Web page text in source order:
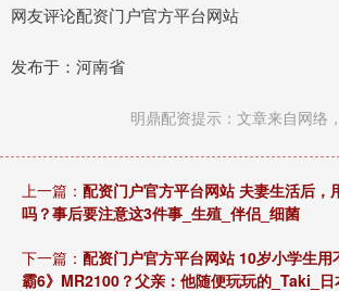
网友评论配资门户官方平台网站
发布于：河南省
明鼎配资提示：文章来自网络
上一篇： 配资门户官方平台网站 夫妻生活后，
吗？事后要注意这3件事_生殖_伴侣_细菌
下一篇： 配资门户官方平台网站 10岁小学生用
霸6》MR2100？父亲：他随便玩玩的_Taki_日